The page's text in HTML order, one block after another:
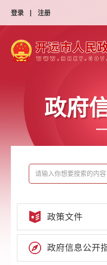
登录 | 注册
政府
政策文件
政府信息公开